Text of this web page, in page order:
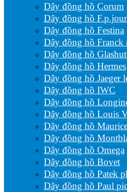
Dây đồng hồ Corum
Dây đồng hồ
Dây đồng hồ Festina
Dây đồng hồ Franck
Dây đồng hồ
Dây đồng hồ Hermes
Dây đồng hồ Jaeger
Dây đồng hồ IWC
Dây đồng hồ
Dây đồng hồ Louis
Dây đồng hồ
Dây đồng hồ
Dây đồng hồ Omega
Dây đồng hồ Bovet
Dây đồng hồ Patek
Dây đồng hồ Paul